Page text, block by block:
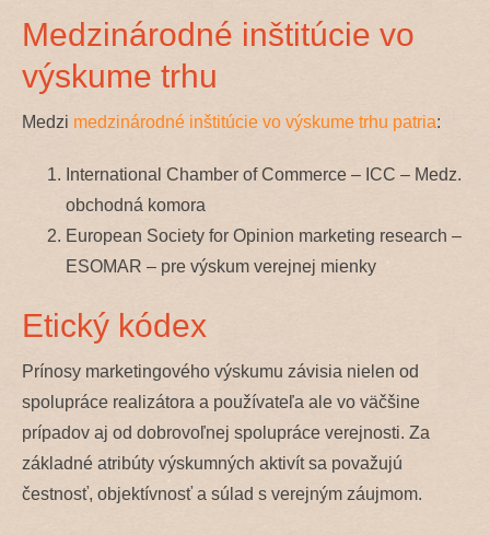
Medzinárodné inštitúcie vo
výskume trhu
Medzi medzinárodné inštitúcie vo výskume trhu patria:
International Chamber of Commerce – ICC – Medz.
obchodná komora
European Society for Opinion marketing research –
ESOMAR – pre výskum verejnej mienky
Etický kódex
Prínosy marketingového výskumu závisia nielen od
spolupráce realizátora a používateľa ale vo väčšine
prípadov aj od dobrovoľnej spolupráce verejnosti. Za
základné atribúty výskumných aktivít sa považujú
čestnosť, objektívnosť a súlad s verejným záujmom.